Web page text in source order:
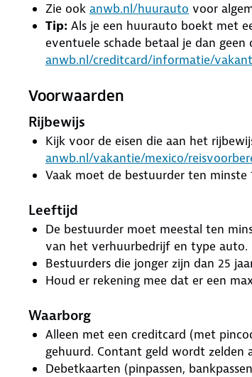
Zie ook anwb.nl/huurauto voor
Tip: Als je een huurauto boekt met
eventuele schade betaal je dan
anwb.nl/creditcard/informatie/
Voorwaarden
Rijbewijs
Kijk voor de eisen die aan het
anwb.nl/vakantie/mexico/
Vaak moet de bestuurder ten
Leeftijd
De bestuurder moet meestal ten
van het verhuurbedrijf en type auto.
Bestuurders die jonger zijn dan 25
Houd er rekening mee dat er een
Waarborg
Alleen met een creditcard (met
gehuurd. Contant geld wordt zelden
Debetkaarten (pinpassen,